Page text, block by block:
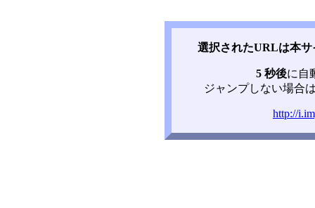
選択されたURLは本
5 秒後に自
ジャンプしない場合
http://